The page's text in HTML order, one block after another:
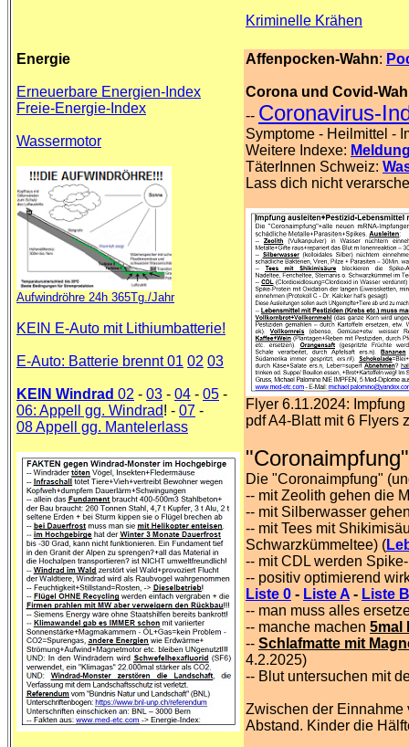
Kriminelle Krähen
Energie
Erneuerbare Energien-Index
Freie-Energie-Index
Wassermotor
Aufwindröhre 24h 365Tg./Jahr
KEIN E-Auto mit Lithiumbatterie!
E-Auto: Batterie brennt 01 02 03
KEIN Windrad 02 - 03 - 04 - 05 -
06: Appell gg. Windrad! - 07 -
08 Appell gg. Mantelerlass
Affenpocken-Wahn:
Corona und Covid-
-- Coronavirus-
Symptome - Heilmittel -
Weitere Indexe:
TäterInnen Schweiz:
Lass dich nicht
Flyer 6.11.2024:
pdf A4-Blatt mit 6 Flyers
Die "Coronaimpfung"
-- mit Zeolith gehen die
-- mit Silberwasser
-- mit Tees mit
Schwarzkümmeltee) (
-- mit CDL werden
-- positiv optimierend
Liste 0 - Liste A - Liste B
-- man muss alles
-- manche machen 5mal
-- Schlafmatte mit
4.2.2025)
-- Blut untersuchen mit
Zwischen der Einnahme
Abstand. Kinder die